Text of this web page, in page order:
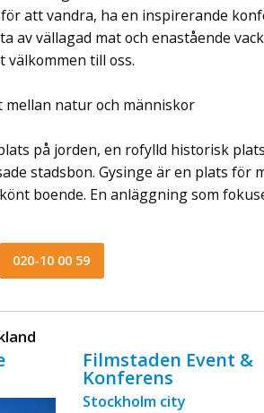
att vandra, ha en inspirerande
av vällagad mat och enastående
välkommen till oss.
mellan natur och människor
på jorden, en rofylld historisk
stadsbon. Gysinge är en plats för
boende. En anläggning som
020-10 00 59
Filmstaden Event &
Konferens
Stockholm city